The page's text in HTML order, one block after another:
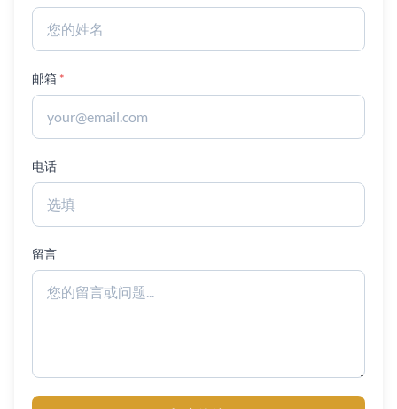
邮箱
电话
留言